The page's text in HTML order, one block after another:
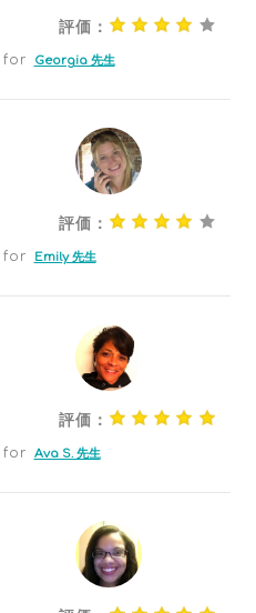
評価：
for Georgia 先生
評価：
for Emily 先生
評価：
for Ava S. 先生